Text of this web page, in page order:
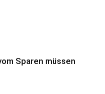
Sparen müssen